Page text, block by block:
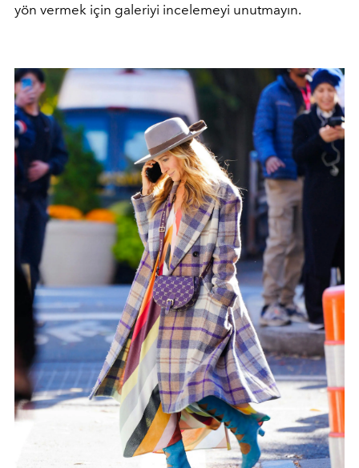
yön vermek için galeriyi incelemeyi unutmayın.